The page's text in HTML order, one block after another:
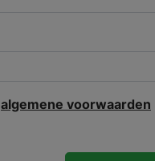
algemene voorwaarden